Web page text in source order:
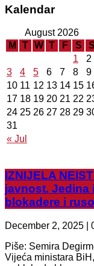
Kalendar
August 2026
M
T W T F S S
« Jul
1
2
3
4 5 6 7 8
9
10 11 12 13 14 15
17 18 19 20 21 22
24 25 26 27 28 29
31
IZNIJELA
javnost. Jedina
blokadere i
December 2, 2025 |
Piše: Semira
Vijeća ministara